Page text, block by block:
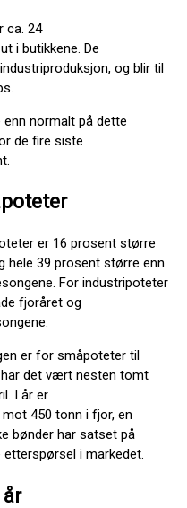
ca. 24
i butikkene. De
og blir til
normalt på dette
de fire siste
er 16 prosent større
hele 39 prosent større enn
For industripoteter
fjoråret og
er for småpoteter til
har det vært nesten tomt
I år er
450 tonn i fjor, en
bønder har satset på
i markedet.